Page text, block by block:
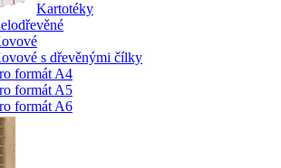
Kartotéky
s dřevěnými čílky
formát A4
formát A5
formát A6